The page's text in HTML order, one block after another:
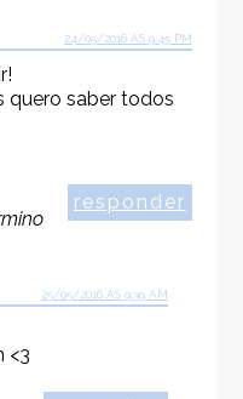
24/05/2016 ÀS 9:45 PM
quero saber todos
responder
25/05/2016 ÀS 9:39 AM
<3